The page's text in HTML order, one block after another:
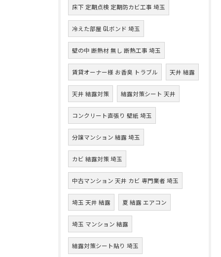
床下 定期点検 定期防カビ工事 埼玉
冷えた部屋 GLボンド 埼玉
壁の中 断熱材 無し 断熱工事 埼玉
賃貸オーナー様 お香臭 トラブル 天井 結露
天井 結露対策 結露対策シート 天井
コンクリート直張り 壁紙 埼玉
分譲マンション 結露 埼玉
カビ 結露対策 埼玉
中古マンション 天井 カビ 専門業者 埼玉
埼玉 天井 結露 夏 結露 エアコン
埼玉 マンション 結露
結露対策シート貼り 埼玉